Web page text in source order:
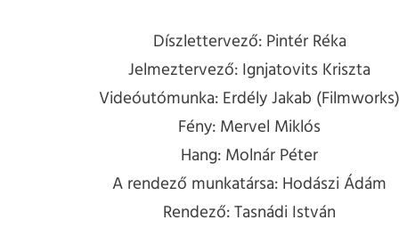
Díszlettervező: Pintér Réka
Jelmeztervező: Ignjatovits Kriszta
Videóutómunka: Erdély Jakab (Filmworks)
Fény: Mervel Miklós
Hang: Molnár Péter
A rendező munkatársa: Hodászi Ádám
Rendező: Tasnádi István